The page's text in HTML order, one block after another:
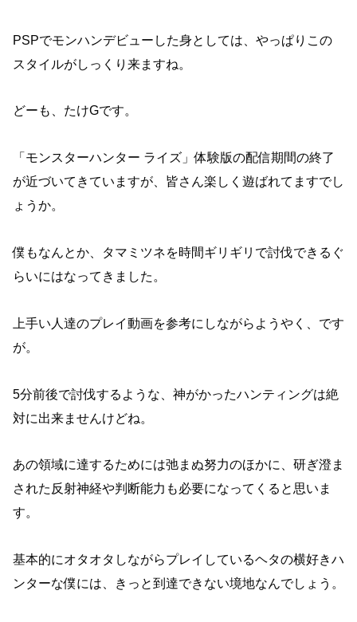
PSPでモンハンデビューした身としては、やっぱりこの
スタイルがしっくり来ますね。
どーも、たけGです。
「モンスターハンター ライズ」体験版の配信期間の終了
が近づいてきていますが、皆さん楽しく遊ばれてますでし
ょうか。
僕もなんとか、タマミツネを時間ギリギリで討伐できるぐ
らいにはなってきました。
上手い人達のプレイ動画を参考にしながらようやく、です
が。
5分前後で討伐するような、神がかったハンティングは絶
対に出来ませんけどね。
あの領域に達するためには弛まぬ努力のほかに、研ぎ澄ま
された反射神経や判断能力も必要になってくると思いま
す。
基本的にオタオタしながらプレイしているヘタの横好きハ
ンターな僕には、きっと到達できない境地なんでしょう。